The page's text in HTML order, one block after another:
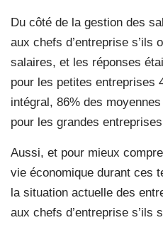
Du côté de la gestion des
aux chefs d’entreprise s’ils
salaires, et les réponses
pour les petites entreprises
intégral, 86% des
pour les grandes
Aussi, et pour mieux
vie économique durant ces
la situation actuelle des
aux chefs d’entreprise s’ils